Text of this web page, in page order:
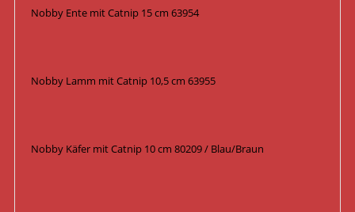
Nobby Ente mit Catnip 15 cm 63954
Nobby Lamm mit Catnip 10,5 cm 63955
Nobby Käfer mit Catnip 10 cm 80209 / Blau/Braun